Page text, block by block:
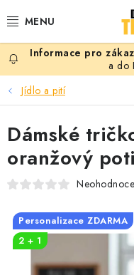
na
PRO ŽENY
PRO MUŽE
PRO DĚTI
PRO PÁRY
VLASTNÍ MOTIV
a do
Jídlo a pití
Dámské
oranžový
Personalizace ZDARMA
2 + 1